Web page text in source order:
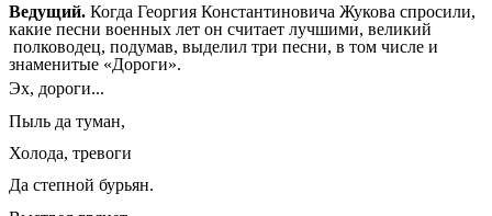
Ведущий. Когда Георгия Константиновича Жукова спросили,
какие песни военных лет он считает лучшими, великий
полководец, подумав, выделил три песни, в том числе и
знаменитые «Дороги».
Эх, дороги...
Пыль да туман,
Холода, тревоги
Да степной бурьян.